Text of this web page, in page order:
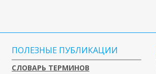
ПОЛЕЗНЫЕ ПУБЛИКАЦИИ
СЛОВАРЬ ТЕРМИНОВ